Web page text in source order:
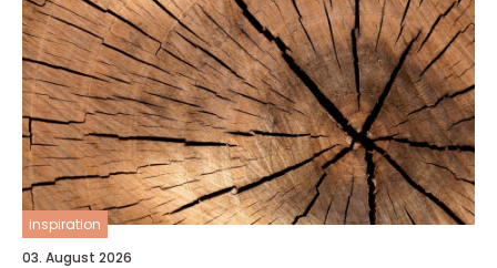
inspiration
03. August 2026